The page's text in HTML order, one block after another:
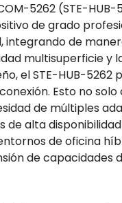
5262 (STE-
de grado
de
multisuperficie
el STE-HUB-
Esto no
de múltiples
alta
de oficina
de capacidades